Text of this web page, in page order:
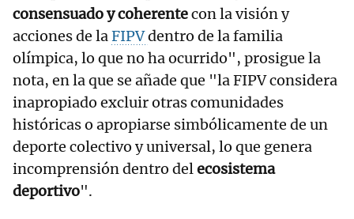
consensuado y coherentecon la visión y
acciones de laFIPVdentro de la familia
olímpica, lo que no ha ocurrido", prosigue la
nota, en la que se añade que "la FIPV considera
inapropiado excluir otras comunidades
históricas o apropiarse simbólicamente de un
deporte colectivo y universal, lo que genera
incomprensión dentro delecosistema
deportivo".